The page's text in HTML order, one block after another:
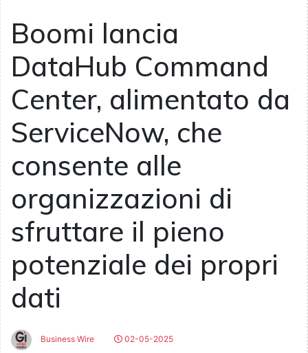
Boomi lancia
DataHub Command
Center, alimentato da
ServiceNow, che
consente alle
organizzazioni di
sfruttare il pieno
potenziale dei propri
dati
Business Wire
02-05-2025